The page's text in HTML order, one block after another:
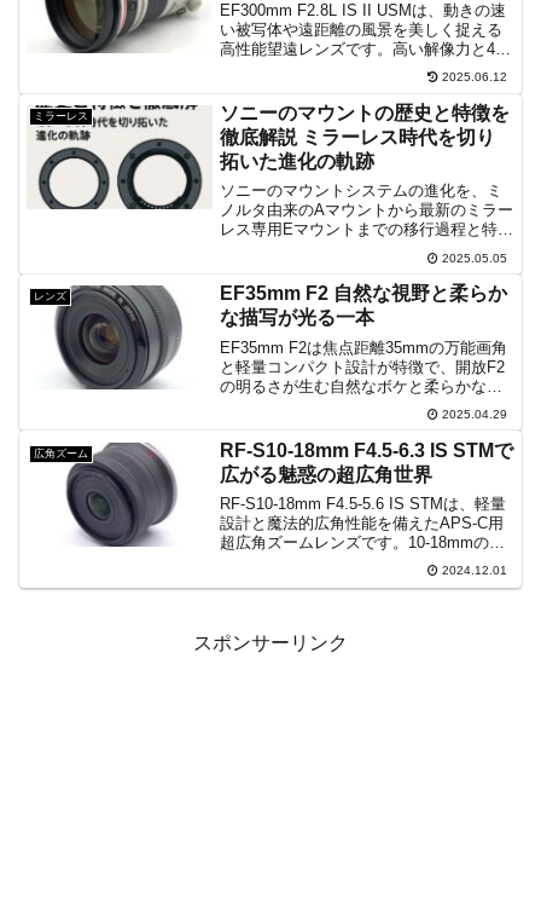
EF300mm F2.8L IS II USMは、動きの速
い被写体や遠距離の風景を美しく捉える
高性能望遠レンズです。高い解像力と4段
分の手ブレ補正により、スポーツや野生
動物の撮影で一瞬の美を逃さず捉えま
す。防塵・防滴性能を備え、屋外での撮
影でも信頼できるパートナーです。
2025.06.12
ミラーレス
ソニーのマウントの歴史と特徴を
徹底解説 ミラーレス時代を切り
拓いた進化の軌跡
ソニーのマウントシステムの進化を、ミ
ノルタ由来のAマウントから最新のミラー
レス専用Eマウントまでの移行過程と特徴
を丁寧に解説します。電子接点を活かし
た高速AFや小型軽量化、レンズ互換性の
実現など、主要技術と設計思想を網羅的
に紹介します。
2025.05.05
レンズ
EF35mm F2 自然な視野と柔らか
な描写が光る一本
EF35mm F2は焦点距離35mmの万能画角
と軽量コンパクト設計が特徴で、開放F2
の明るさが生む自然なボケと柔らかな階
調でスナップから風景、ポートレートま
で幅広いシーンを高解像に切り取りま
す。低照度や室内で対応し自然な色質感
を再現します。
2025.04.29
広角ズーム
RF-S10-18mm F4.5-6.3 IS STMで
広がる魅惑の超広角世界
RF-S10-18mm F4.5-5.6 IS STMは、軽量
設計と魔法的広角性能を備えたAPS-C用
超広角ズームレンズです。10-18mmの焦
点距離で風景からスナップ撮影まで幅広
く対応。静音STMと手ブレ補正により初
2024.12.01
スポンサーリンク